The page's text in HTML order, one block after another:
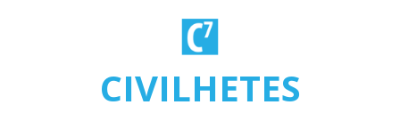
CIVILHETES